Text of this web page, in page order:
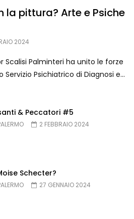
& Peccatori di Laura
894 3
Schecter?
& Peccatori #5
la pittura? Arte e Psiche
2024
Scalisi Palminteri ha unito le forze
Psichiatrico di Diagnosi e...
& Peccatori #5
2 FEBBRAIO 2024
Schecter?
27 GENNAIO 2024